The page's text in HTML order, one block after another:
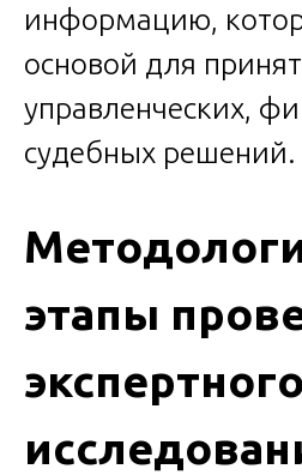
информацию,
основой для
управленческих,
судебных
этапы
экспертного